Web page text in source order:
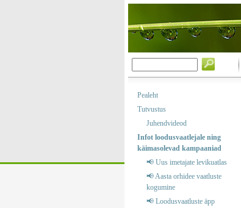
Pealeht
Tutvustus
Juhendvideod
Infot loodusvaatlejale ning
käimasolevad kampaaniad
📢 Uus imetajate levikuatlas
📢 Aasta orhidee vaatluste
kogumine
📢 Loodusvaatluste äpp